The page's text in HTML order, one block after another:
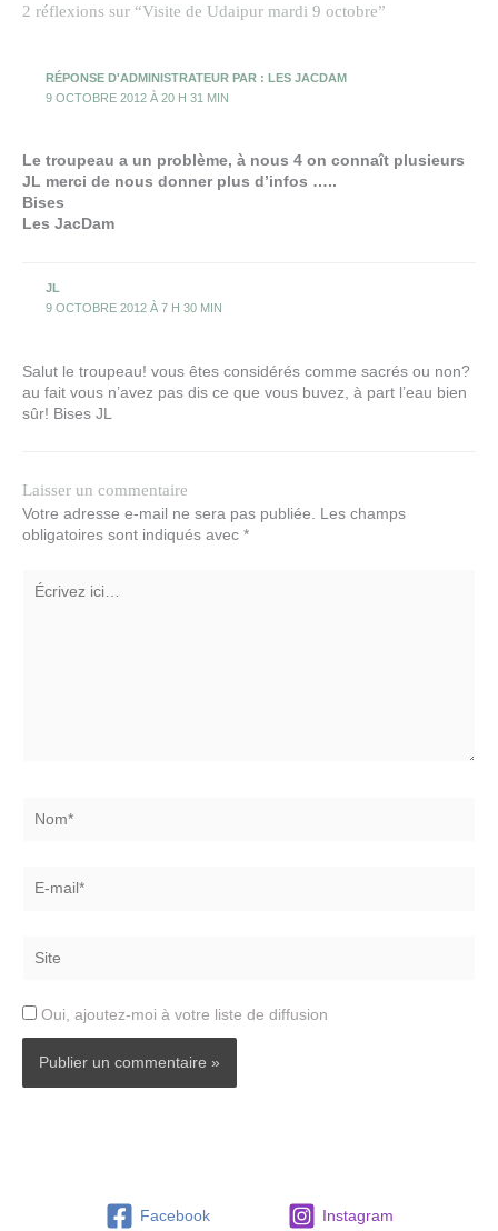
2 réflexions sur “Visite de Udaipur mardi 9 octobre”
RÉPONSE D'ADMINISTRATEUR PAR : LES JACDAM
9 OCTOBRE 2012 À 20 H 31 MIN
Le troupeau a un problème, à nous 4 on connaît plusieurs
JL merci de nous donner plus d’infos …..
Bises
Les JacDam
JL
9 OCTOBRE 2012 À 7 H 30 MIN
Salut le troupeau! vous êtes considérés comme sacrés ou non?
au fait vous n’avez pas dis ce que vous buvez, à part l’eau bien
sûr! Bises JL
Laisser un commentaire
Votre adresse e-mail ne sera pas publiée. Les champs
obligatoires sont indiqués avec *
ici…
mail*
Oui, ajoutez-moi à votre liste de diffusion
Facebook Instagram